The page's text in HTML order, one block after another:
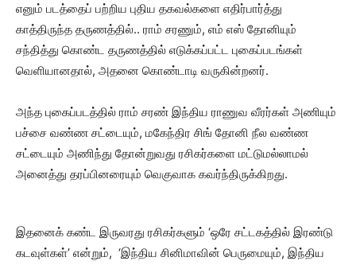
எனும் படத்தைப் பற்றிய புதிய தகவல்களை எதிர்பார்த்து
காத்திருந்த தருணத்தில்.. ராம் சரணும், எம் எஸ் தோனியும்
சந்தித்து கொண்ட தருணத்தில் எடுக்கப்பட்ட புகைப்படங்கள்
வெளியானதால், அதனை கொண்டாடி வருகின்றனர்.‌
அந்த புகைப்படத்தில் ராம் சரண் இந்திய ராணுவ வீரர்கள் அணியும்
பச்சை வண்ண சட்டையும், மகேந்திர சிங் தோனி நீல வண்ண
சட்டையும் அணிந்து தோன்றுவது ரசிகர்களை மட்டுமல்லாமல்
அனைத்து தரப்பினரையும் வெகுவாக கவர்ந்திருக்கிறது.
இதனைக் கண்ட இருவரது ரசிகர்களும் ‘ஒரே சட்டகத்தில் இரண்டு
கடவுள்கள்’ என்றும், ‘இந்திய சினிமாவின் பெருமையும், இந்திய